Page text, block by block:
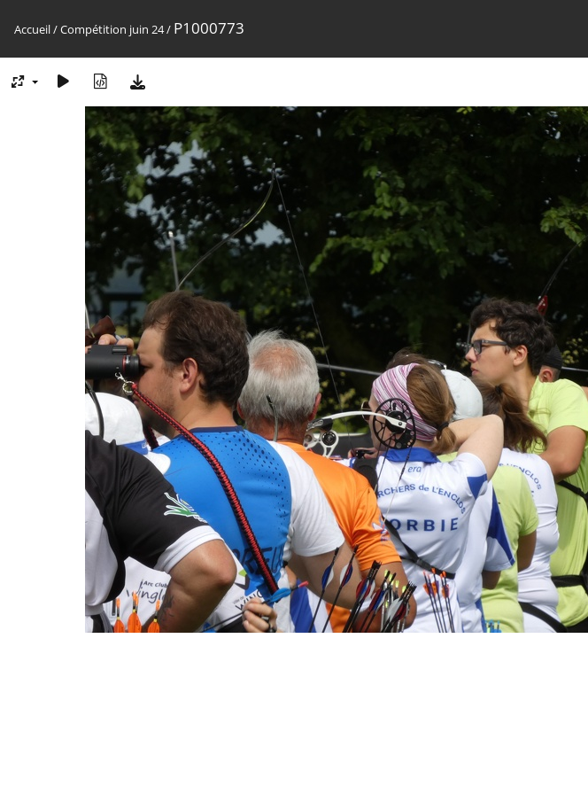
Accueil/Compétition juin 24/ P1000773